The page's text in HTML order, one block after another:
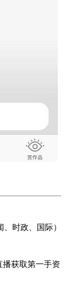
时政、国际）
获取第一手资